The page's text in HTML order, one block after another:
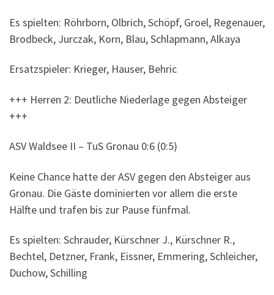
Es spielten: Röhrborn, Olbrich, Schöpf, Groel, Regenauer,
Brodbeck, Jurczak, Korn, Blau, Schlapmann, Alkaya
Ersatzspieler: Krieger, Hauser, Behric
+++ Herren 2: Deutliche Niederlage gegen Absteiger
+++
ASV Waldsee II – TuS Gronau 0:6 (0:5)
Keine Chance hatte der ASV gegen den Absteiger aus
Gronau. Die Gäste dominierten vor allem die erste
Hälfte und trafen bis zur Pause fünfmal.
Es spielten: Schrauder, Kürschner J., Kürschner R.,
Bechtel, Detzner, Frank, Eissner, Emmering, Schleicher,
Duchow, Schilling